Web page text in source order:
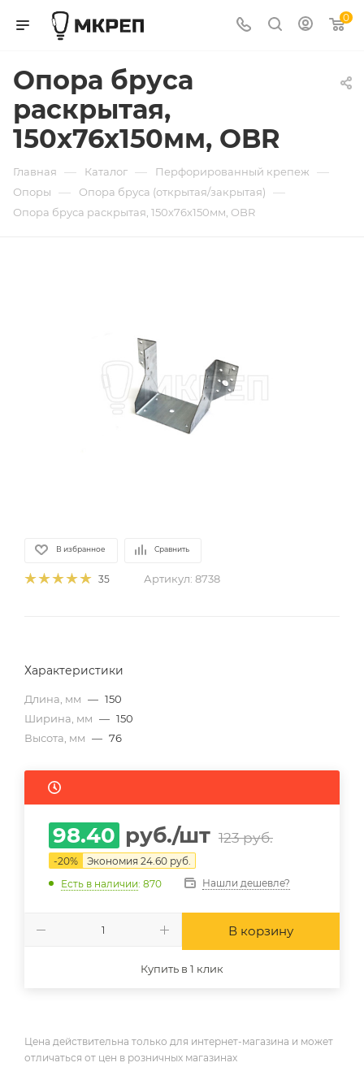
0
Опора бруса
раскрытая,
150х76х150мм, OBR
Главная — Каталог — Перфорированный крепеж —
Опоры — Опора бруса (открытая/закрытая) —
Опора бруса раскрытая, 150х76х150мм, OBR
В избранное Сравнить
35 Артикул: 8738
Характеристики
Длина, мм — 150
Ширина, мм — 150
Высота, мм — 76
98.40 руб./шт 123руб.
-20% Экономия 24.60 руб.
Есть в наличии: 870 Нашли дешевле?
В корзину
Купить в 1 клик
Цена действительна только для интернет-магазина и может
отличаться от цен в розничных магазинах